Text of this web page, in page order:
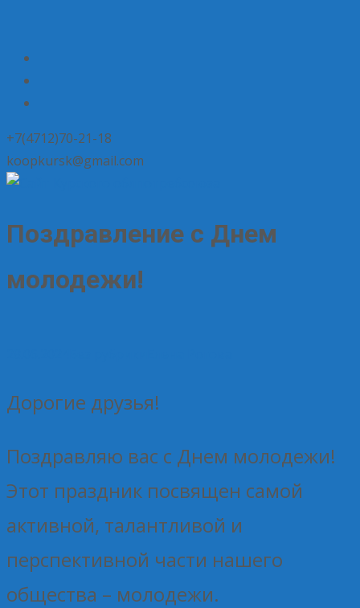
+7(4712)70-21-18
koopkursk@gmail.com
Поздравление с Днем
молодежи!
Дорогие друзья!
Поздравляю вас с Днем молодежи!
Этот праздник посвящен самой
активной, талантливой и
перспективной части нашего
общества – молодежи.